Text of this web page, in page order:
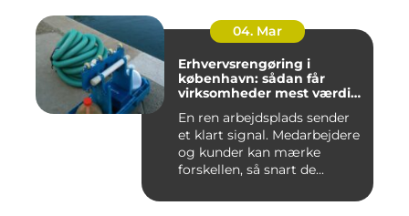
04. Mar
Erhvervsrengøring i
københavn: sådan får
virksomheder mest værdi
En ren arbejdsplads sender
et klart signal. Medarbejdere
og kunder kan mærke
forskellen, så snart de...